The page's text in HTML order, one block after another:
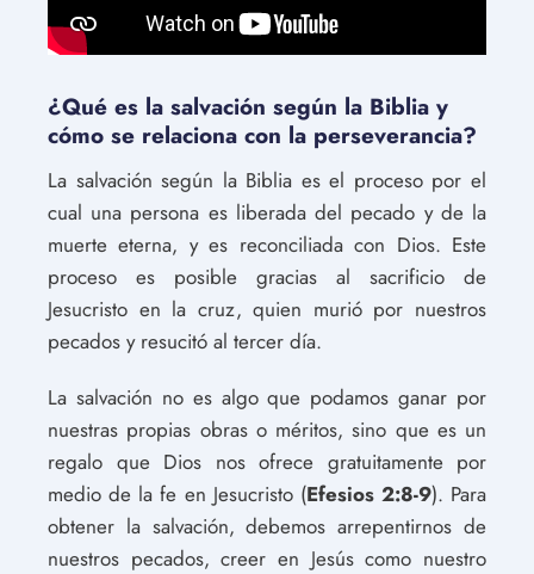
¿Qué es la salvación según la Biblia y
cómo se relaciona con la perseverancia?
La salvación según la Biblia es el proceso por el
cual una persona es liberada del pecado y de la
muerte eterna, y es reconciliada con Dios. Este
proceso es posible gracias al sacrificio de
Jesucristo en la cruz, quien murió por nuestros
pecados y resucitó al tercer día.
La salvación no es algo que podamos ganar por
nuestras propias obras o méritos, sino que es un
regalo que Dios nos ofrece gratuitamente por
medio de la fe en Jesucristo (Efesios 2:8-9). Para
obtener la salvación, debemos arrepentirnos de
nuestros pecados, creer en Jesús como nuestro